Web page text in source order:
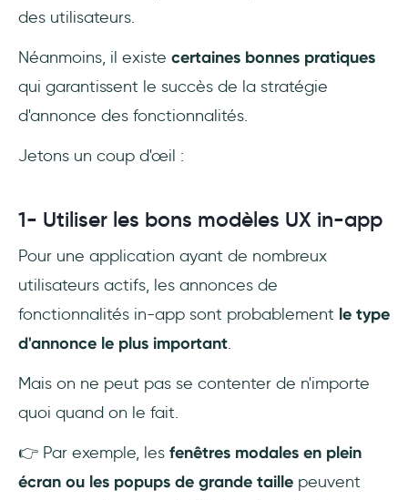
des utilisateurs.
Néanmoins, il existe certaines bonnes pratiques
qui garantissent le succès de la stratégie
d'annonce des fonctionnalités.
Jetons un coup d'œil :
1- Utiliser les bons modèles UX in-app
Pour une application ayant de nombreux
utilisateurs actifs, les annonces de
fonctionnalités in-app sont probablement le type
d'annonce le plus important.
Mais on ne peut pas se contenter de n'importe
quoi quand on le fait.
👉 Par exemple, les fenêtres modales en plein
écran ou les popups de grande taille peuvent